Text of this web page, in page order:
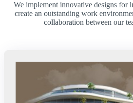
We implement innovative designs for
create an outstanding work
collaboration between our